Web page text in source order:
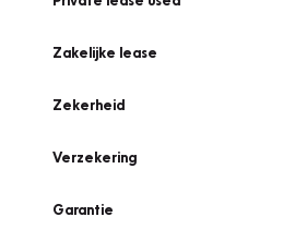
Zakelijke lease
Zekerheid
Verzekering
Garantie